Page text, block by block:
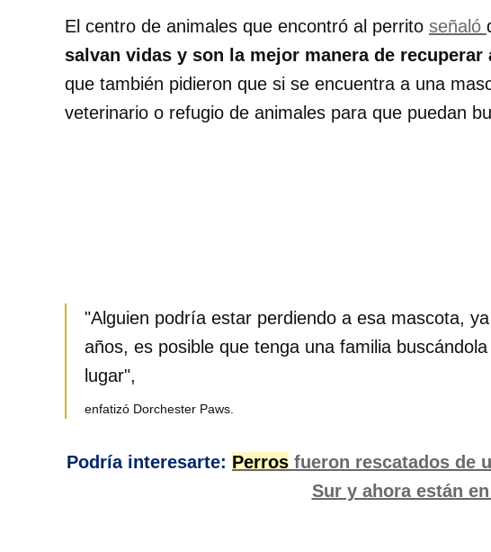
El centro de animales que encontró al perrito señaló
salvan vidas y son la mejor manera de recuperar
que también pidieron que si se encuentra a una
veterinario o refugio de animales para que puedan
"Alguien podría estar perdiendo a esa mascota,
años, es posible que tenga una familia
lugar",
enfatizó Dorchester Paws.
Podría interesarte: Perros fueron rescatados de
Sur y ahora están en